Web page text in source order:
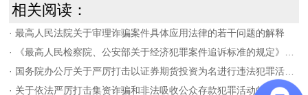
相关阅读：
· 最高人民法院关于审理诈骗案件具体应用法律的若干问题的解释
·
《最高人民检察院、公安部关于经济犯罪案件追诉标准的规定》中对集资诈骗罪的解释
· 国务院办公厅关于严厉打击以证券期货投资为名进行违法犯罪活动的通知
· 关于依法严厉打击集资诈骗和非法吸收公众存款犯罪活动的通知